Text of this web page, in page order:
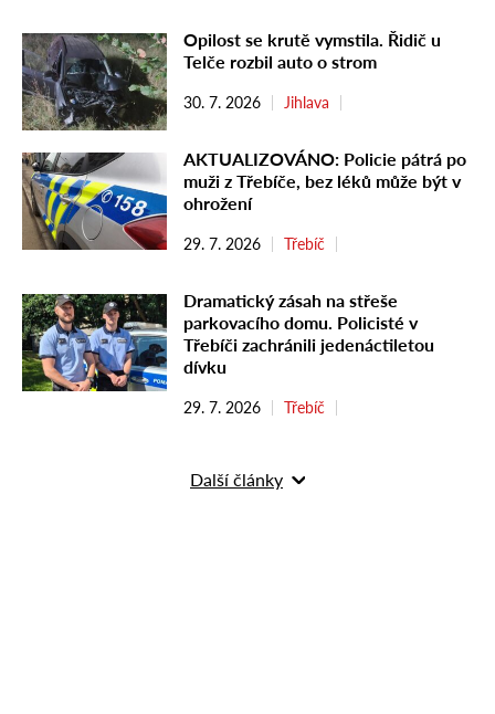
Opilost se krutě vymstila. Řidič u
Telče rozbil auto o strom
30. 7. 2026 Jihlava
AKTUALIZOVÁNO: Policie pátrá po
muži z Třebíče, bez léků může být v
ohrožení
29. 7. 2026 Třebíč
Dramatický zásah na střeše
parkovacího domu. Policisté v
Třebíči zachránili jedenáctiletou
dívku
29. 7. 2026 Třebíč
Další články